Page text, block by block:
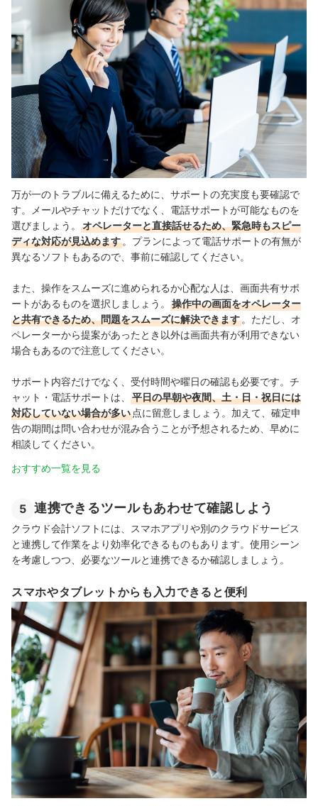
万が一のトラブルに備えるために、サポートの充実度も要確認で
す。メールやチャットだけでなく、電話サポートが可能なものを
選びましょう。
オペレーターと直接話せるため、緊急時もスピー
ディな対応が見込めます 。プランによって電話サポートの有無が
異なるソフトもあるので、事前に確認してください。
また、操作をスムーズに進められるか心配な人は、画面共有サポ
ートがあるものを選択しましょう。
操作中の画面をオペレーター
と共有できるため、問題をスムーズに解決できます 。ただし、オ
ペレーターから提案があったとき以外は画面共有が利用できない
場合もあるので注意してください。
サポート内容だけでなく、受付時間や曜日の確認も必要です。チ
ャット・電話サポートは、
平日の早朝や夜間、土・日・祝日には
対応していない場合が多い 点に留意しましょう。加えて、確定申
告の期間は問い合わせが混み合うことが予想されるため、早めに
相談してください。
おすすめ一覧を見る
5 連携できるツールもあわせて確認しよう
クラウド会計ソフトには、スマホアプリや別のクラウドサービス
と連携して作業をより効率化できるものもあります。使用シーン
を考慮しつつ、必要なツールと連携できるか確認しましょう。
スマホやタブレットからも入力できると便利